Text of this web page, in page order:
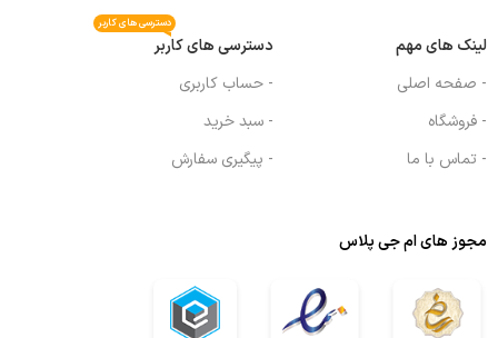
لینک های مهم
- صفحه اصلی
- فروشگاه
- تماس با ما
دسترسی های کاربر
دسترسی های کاربر
- حساب کاربری
- سبد خرید
- پیگیری سفارش
مجوز های ام جی پلاس